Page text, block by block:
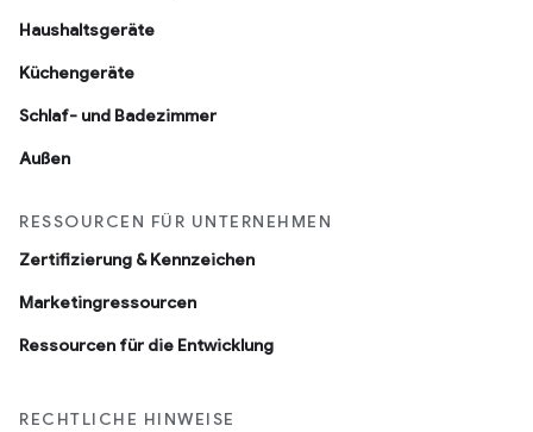
Haushaltsgeräte
Küchengeräte
Schlaf- und Badezimmer
Außen
RESSOURCEN FÜR UNTERNEHMEN
Zertifizierung & Kennzeichen
Marketingressourcen
Ressourcen für die Entwicklung
RECHTLICHE HINWEISE